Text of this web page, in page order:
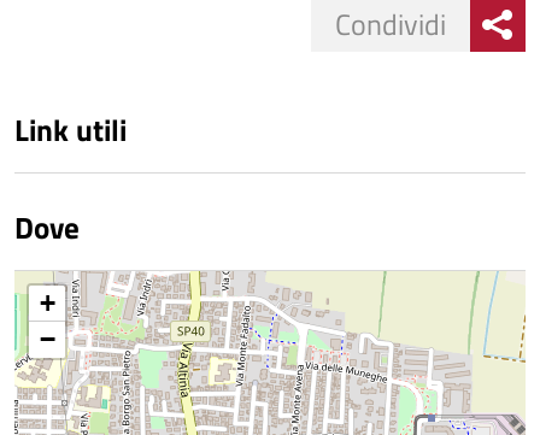
Condividi
Link utili
Dove
+
−